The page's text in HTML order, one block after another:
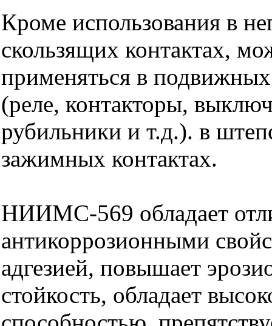
Кроме использования в
скользящих контактах,
применяться в подвижных
(реле, контакторы,
рубильники и т.д.). в
зажимных контактах.
НИИМС-569 обладает
антикоррозионными
адгезией, повышает
стойкость, обладает